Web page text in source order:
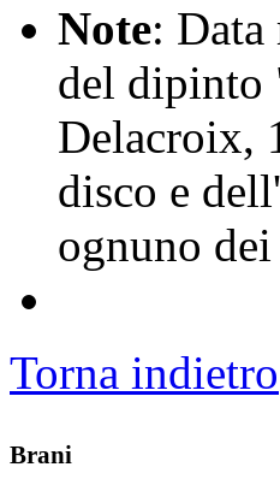
Note:
del dipinto
Delacroix,
disco e
ognuno
Torna indietro
Brani